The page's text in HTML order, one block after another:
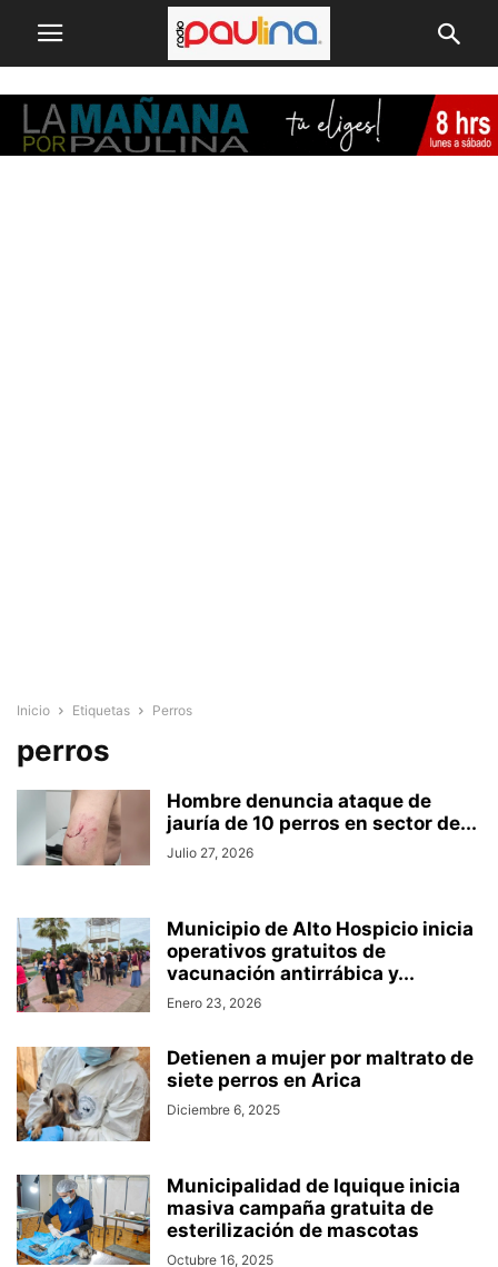
Inicio Etiquetas Perros
perros
Hombre denuncia ataque de
jauría de 10 perros en sector de...
Julio 27, 2026
Municipio de Alto Hospicio inicia
operativos gratuitos de
vacunación antirrábica y...
Enero 23, 2026
Detienen a mujer por maltrato de
siete perros en Arica
Diciembre 6, 2025
Municipalidad de Iquique inicia
masiva campaña gratuita de
esterilización de mascotas
Octubre 16, 2025